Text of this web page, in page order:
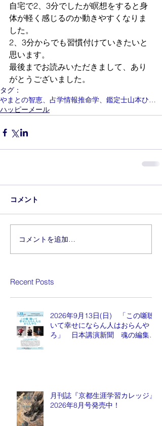
自宅で2、3分でしたが瞑想をすると身
体が軽く感じるのか動きやすくなりま
した。
2、3分からでも習慣付けていきたいと
思います。
最後までお読みいただきまして、あり
がとうございました。
タグ：
やまとの智恵、占学情報推命学、鑑定士山本ひさ子
ハッピーメール
コメント
コメントを追加…
Recent Posts
2026年9月13日(日) 「この噺聴
いて幸せにならん人はおらんや
ろ」 日本講演新聞 魂の編集
月刊誌『京都生涯学習カレッジ』
2026年8月号発売中！